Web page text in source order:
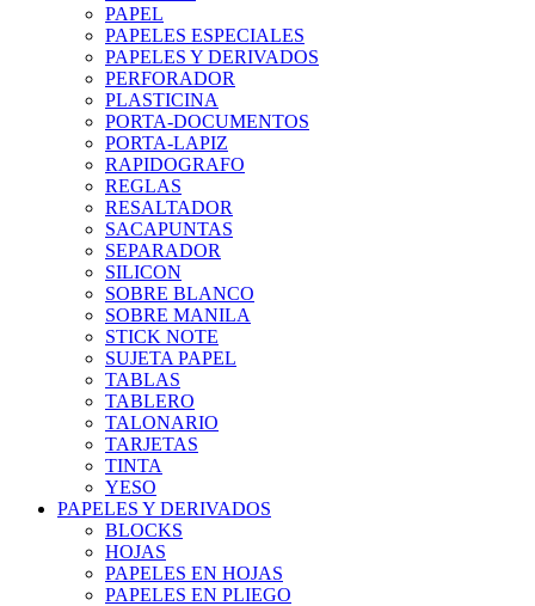
PAPEL
PAPELES ESPECIALES
PAPELES Y DERIVADOS
PERFORADOR
PLASTICINA
PORTA-DOCUMENTOS
PORTA-LAPIZ
RAPIDOGRAFO
REGLAS
RESALTADOR
SACAPUNTAS
SEPARADOR
SILICON
SOBRE BLANCO
SOBRE MANILA
STICK NOTE
SUJETA PAPEL
TABLAS
TABLERO
TALONARIO
TARJETAS
TINTA
YESO
PAPELES Y DERIVADOS
BLOCKS
HOJAS
PAPELES EN HOJAS
PAPELES EN PLIEGO